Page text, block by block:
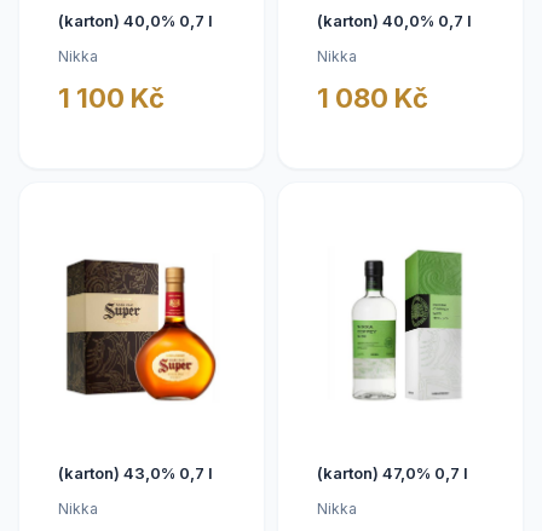
(karton) 40,0% 0,7 l
Nikka
1 100 Kč
(karton) 40,0% 0,7 l
Nikka
1 080 Kč
(karton) 43,0% 0,7 l
Nikka
(karton) 47,0% 0,7 l
Nikka